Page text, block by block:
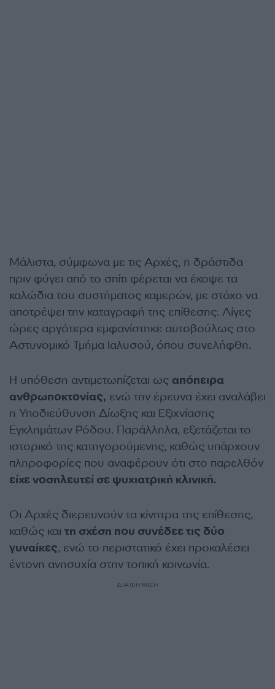
Μάλιστα, σύμφωνα με τις Αρχές, η δράστιδα
πριν φύγει από το σπίτι φέρεται να έκοψε τα
καλώδια του συστήματος καμερών, με στόχο να
αποτρέψει την καταγραφή της επίθεσης. Λίγες
ώρες αργότερα εμφανίστηκε αυτοβούλως στο
Αστυνομικό Τμήμα Ιαλυσού, όπου συνελήφθη.
Η υπόθεση αντιμετωπίζεται ως απόπειρα
ανθρωποκτονίας, ενώ την έρευνα έχει αναλάβει
η Υποδιεύθυνση Δίωξης και Εξιχνίασης
Εγκλημάτων Ρόδου. Παράλληλα, εξετάζεται το
ιστορικό της κατηγορούμενης, καθώς υπάρχουν
πληροφορίες που αναφέρουν ότι στο παρελθόν
είχε νοσηλευτεί σε ψυχιατρική κλινική.
Οι Αρχές διερευνούν τα κίνητρα της επίθεσης,
καθώς και τη σχέση που συνέδεε τις δύο
γυναίκες, ενώ το περιστατικό έχει προκαλέσει
έντονη ανησυχία στην τοπική κοινωνία.
ΔΙΑΦΗΜΙΣΗ